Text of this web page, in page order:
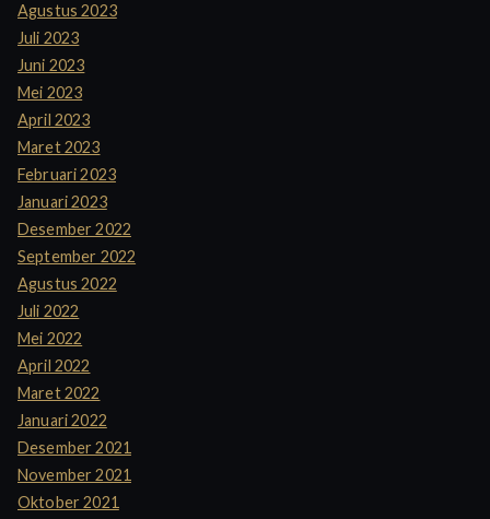
Agustus 2023
Juli 2023
Juni 2023
Mei 2023
April 2023
Maret 2023
Februari 2023
Januari 2023
Desember 2022
September 2022
Agustus 2022
Juli 2022
Mei 2022
April 2022
Maret 2022
Januari 2022
Desember 2021
November 2021
Oktober 2021